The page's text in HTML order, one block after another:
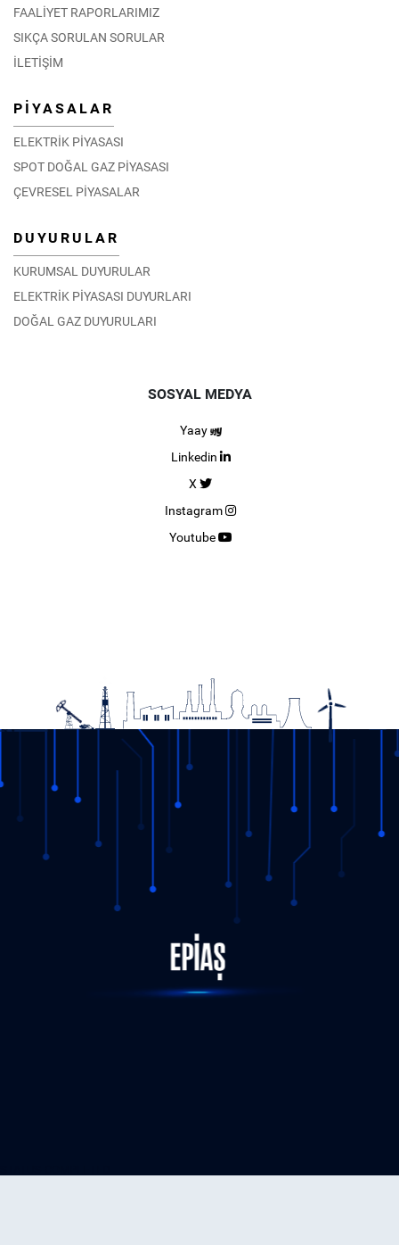
FAALİYET RAPORLARIMIZ
SIKÇA SORULAN SORULAR
İLETİŞİM
PİYASALAR
ELEKTRİK PİYASASI
SPOT DOĞAL GAZ PİYASASI
ÇEVRESEL PİYASALAR
DUYURULAR
KURUMSAL DUYURULAR
ELEKTRİK PİYASASI DUYURLARI
DOĞAL GAZ DUYURULARI
SOSYAL MEDYA
Yaay
Linkedin
X
Instagram
Youtube